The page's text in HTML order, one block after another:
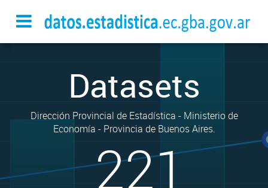
Datasets
Dirección Provincial de Estadística - Ministerio de
Economía - Provincia de Buenos Aires.
221